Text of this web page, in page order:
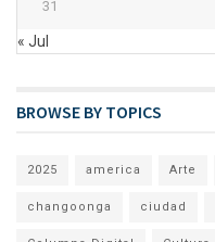
31
« Jul
BROWSE BY TOPICS
2025 america Arte
changoonga ciudad